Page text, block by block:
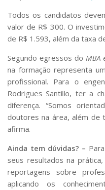
Todos os candidatos
valor de R$ 300. O
de R$ 1.593, além da taxa
Segundo egressos do MBA
na formação representa
profissional. Para o
Rodrigues Santillo, ter a
diferença. “Somos
doutores na área, além de
afirma.
Ainda tem dúvidas? –
seus resultados na
reportagens sobre
aplicando os